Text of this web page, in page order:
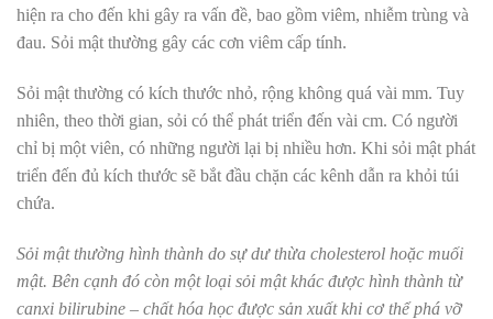
hiện ra cho đến khi gây ra vấn đề, bao gồm viêm, nhiễm trùng và
đau. Sỏi mật thường gây các cơn viêm cấp tính.
Sỏi mật thường có kích thước nhỏ, rộng không quá vài mm. Tuy
nhiên, theo thời gian, sỏi có thể phát triển đến vài cm. Có người
chỉ bị một viên, có những người lại bị nhiều hơn. Khi sỏi mật phát
triển đến đủ kích thước sẽ bắt đầu chặn các kênh dẫn ra khỏi túi
chứa.
Sỏi mật thường hình thành do sự dư thừa cholesterol hoặc muối
mật. Bên cạnh đó còn một loại sỏi mật khác được hình thành từ
canxi bilirubine – chất hóa học được sản xuất khi cơ thể phá vỡ